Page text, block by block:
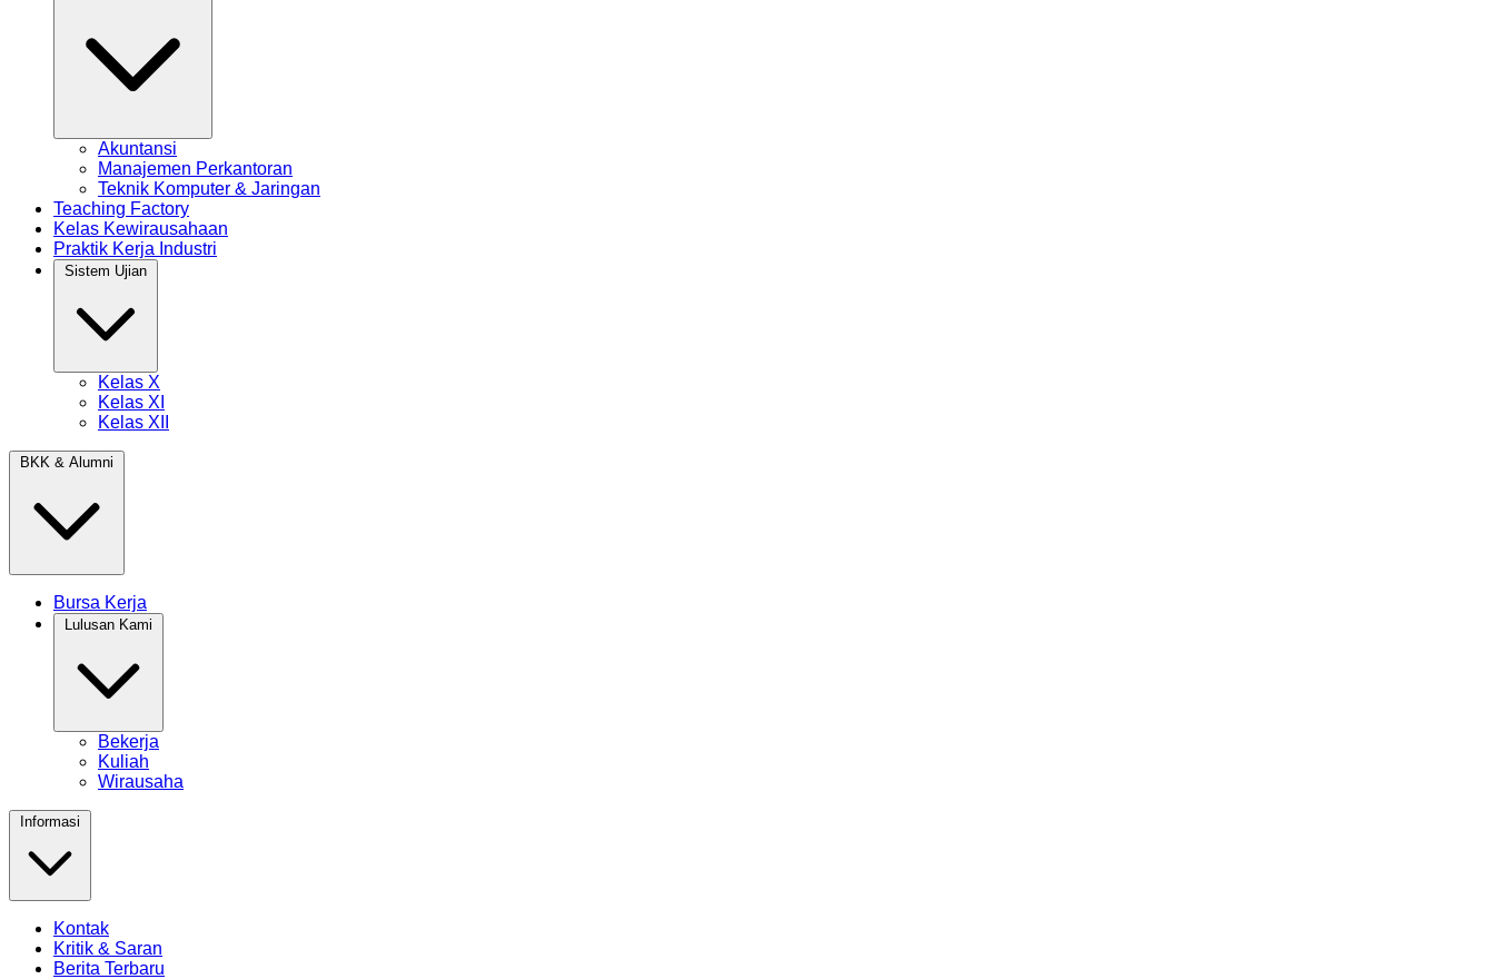
Akuntansi
Manajemen Perkantoran
Teknik Komputer & Jaringan
Teaching Factory
Kelas Kewirausahaan
Praktik Kerja Industri
Kelas X
Kelas XI
Kelas XII
Bursa Kerja
Bekerja
Kuliah
Wirausaha
Kontak
Kritik & Saran
Berita Terbaru